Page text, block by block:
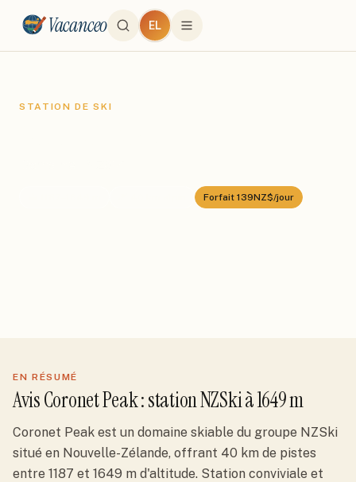
Vacanceo EL
STATION DE SKI
Forfait 139NZ$/jour
EN RÉSUMÉ
AvisCoronet Peak: stationNZSkià 1649 m
Coronet Peak est un domaine skiable du groupe NZSki
situé en Nouvelle-Zélande, offrant 40 km de pistes
entre 1187 et 1649 m d'altitude. Station conviviale et